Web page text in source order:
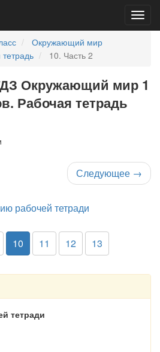
Окружающий мир
10. Часть 2
Окружающий мир 1
Рабочая тетрадь
Следующее →
рабочей тетради
10 11 12 13
тетради